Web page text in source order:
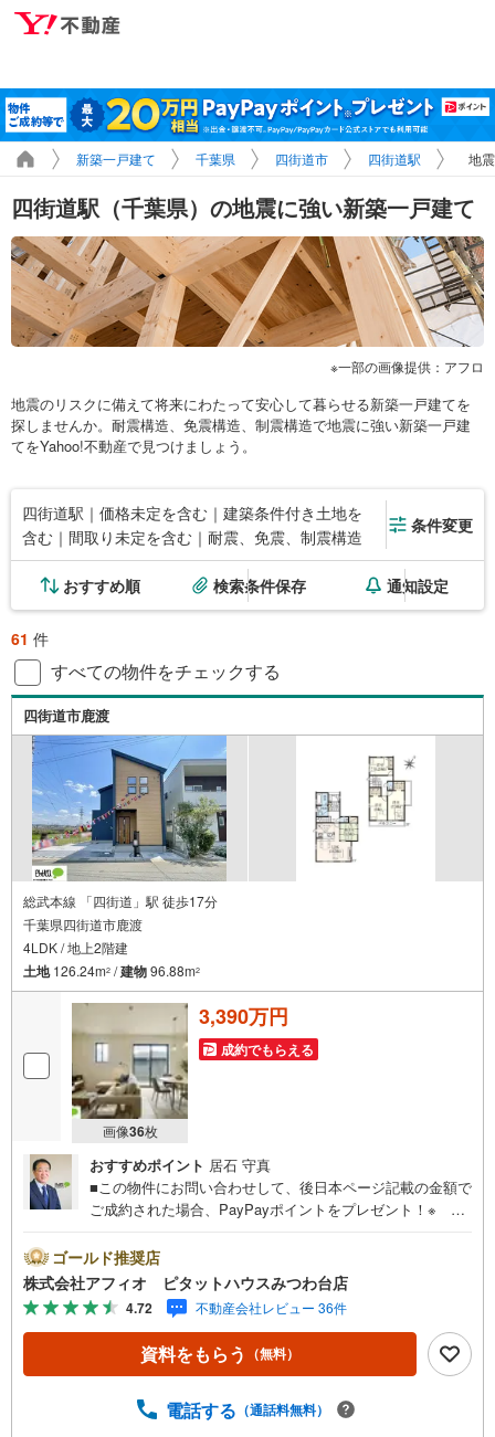
新築一戸建て 千葉県 四街道市 四街道駅 地
四街道駅（千葉県）の地震に強い新築一戸建て
一部の画像提供：アフロ
地震のリスクに備えて将来にわたって安心して暮らせる新築一戸建てを
探しませんか。耐震構造、免震構造、制震構造で地震に強い新築一戸建
てをYahoo!不動産で見つけましょう。
四街道駅｜価格未定を含む｜建築条件付き土地を
含む｜間取り未定を含む｜耐震、免震、制震構造
条件変更
おすすめ順 検索条件保存 通知設定
61 件
すべての物件をチェックする
四街道市鹿渡
総武本線 「四街道」駅 徒歩17分
千葉県四街道市鹿渡
4LDK / 地上2階建
土地126.24m2 /建物96.88m2
画像36枚
3,390万円
成約でもらえる
おすすめポイント 居石 守真
■この物件にお問い合わせして、後日本ページ記載の金額で
ご成約された場合、PayPayポイントをプレゼント！※ 条
中‥365日ご案内いつでも大歓迎!!■周辺環境充実！お買い
物楽々■リビング全体を見渡せるカウンターキッチン■小さ
なお子様のいるご家庭に嬉しい寛ぎの和洋室■タンスいらず
でスッキリ片付くウォークインクローゼット2か所■カース
ペース2台可■前面道路広々6m・豊富な物件数で、ご希望の
お家探しが楽々できます。・売却のご相談も秘密厳守でス
客様の笑顔のために。・* 千葉県の不動産のことなら株式
ゴールド推奨店
株式会社アフィオ ピタットハウスみつわ台店
4.72 不動産会社レビュー 36件
資料をもらう （無料）
電話する （通話料無料）